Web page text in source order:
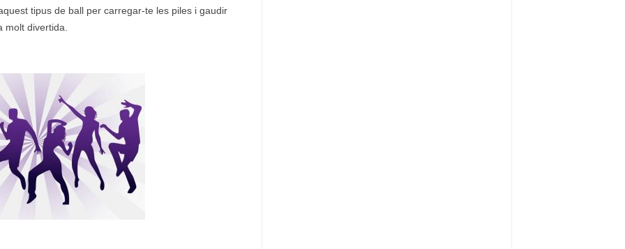
tipus de ball per carregar-te les piles i gaudir
molt divertida.